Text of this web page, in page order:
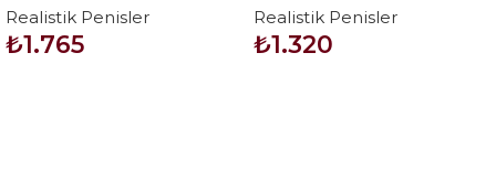
Penis – Rota Dong
Realistik Penisler
₺1.765
Realistik Penisler
₺1.320